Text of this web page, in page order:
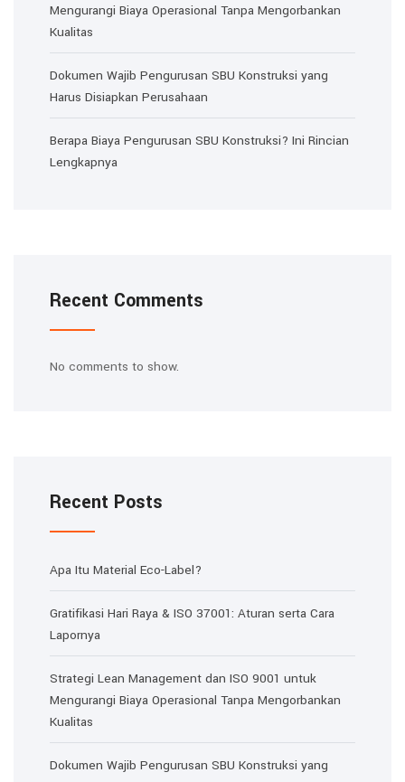
Mengurangi Biaya Operasional Tanpa Mengorbankan
Kualitas
Dokumen Wajib Pengurusan SBU Konstruksi yang
Harus Disiapkan Perusahaan
Berapa Biaya Pengurusan SBU Konstruksi? Ini Rincian
Lengkapnya
Recent Comments
No comments to show.
Recent Posts
Apa Itu Material Eco-Label?
Gratifikasi Hari Raya & ISO 37001: Aturan serta Cara
Lapornya
Strategi Lean Management dan ISO 9001 untuk
Mengurangi Biaya Operasional Tanpa Mengorbankan
Kualitas
Dokumen Wajib Pengurusan SBU Konstruksi yang